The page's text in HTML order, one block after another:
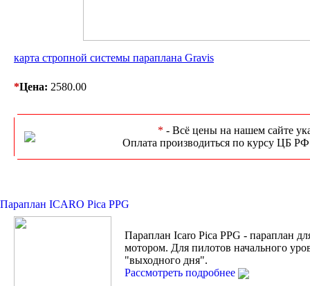
карта стропной системы параплана Gravis
*Цена: 2580.00
* - Всё цены на нашем сайте
Оплата производиться по курсу ЦБ
Параплан ICARO Pica PPG
Параплан Icaro Pica PPG - параплан
мотором. Для пилотов начального
"выходного дня".
Рассмотреть подробнее